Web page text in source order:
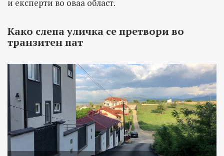
и експерти во оваа област.
Како слепа уличка се претвори во
транзитен пат